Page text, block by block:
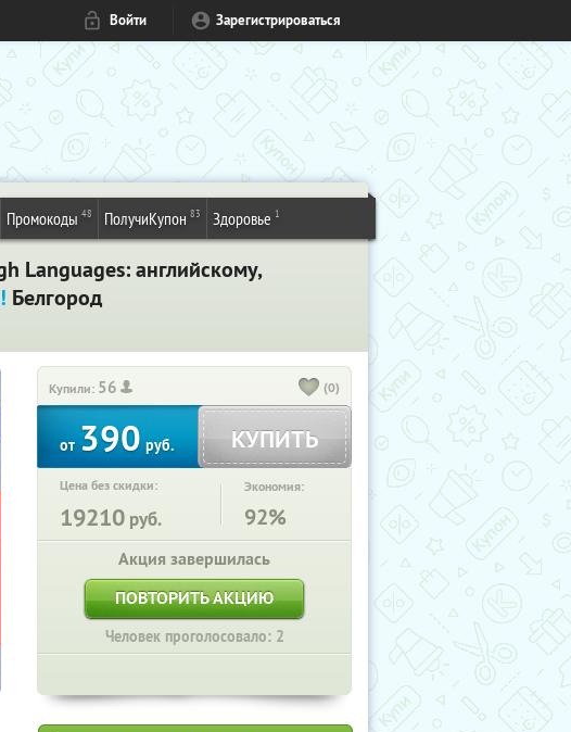
Войти Зарегистрироваться
Промокоды 48 ПолучиКупон 83 Здоровье 1
Languages: английскому,
Белгород
Купили: 56 (0)
от390руб. КУПИТЬ
Цена без скидки:
19210 руб.
Экономия:
92%
Акция завершилась
ПОВТОРИТЬ АКЦИЮ
Человек проголосовало: 2